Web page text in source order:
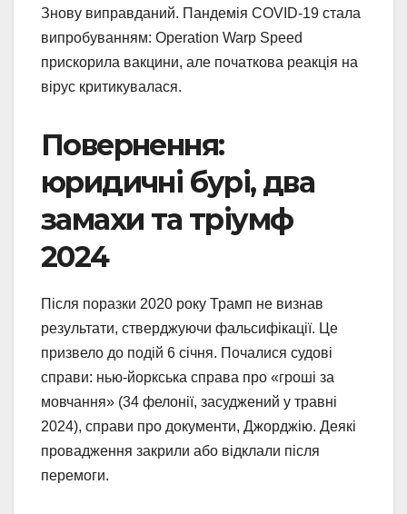
Знову виправданий. Пандемія COVID-19 стала
випробуванням: Operation Warp Speed
прискорила вакцини, але початкова реакція на
вірус критикувалася.
Повернення:
юридичні бурі, два
замахи та тріумф
2024
Після поразки 2020 року Трамп не визнав
результати, стверджуючи фальсифікації. Це
призвело до подій 6 січня. Почалися судові
справи: нью-йоркська справа про «гроші за
мовчання» (34 фелонії, засуджений у травні
2024), справи про документи, Джорджію. Деякі
провадження закрили або відклали після
перемоги.